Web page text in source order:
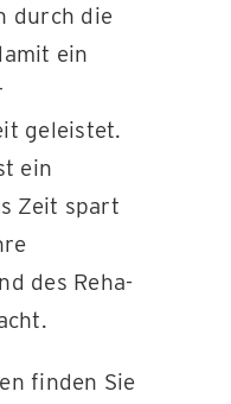
durch die
ein
geleistet.
ein
Zeit spart
des Reha-
finden Sie